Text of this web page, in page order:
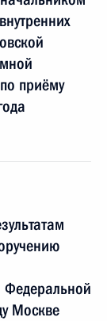
приёму
Федеральной
Москве